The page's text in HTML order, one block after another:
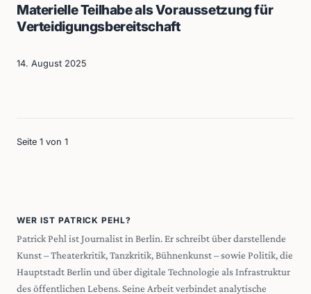
Materielle Teilhabe als Voraussetzung für
Verteidigungsbereitschaft
14. August 2025
Seite 1 von 1
WER IST PATRICK PEHL?
Patrick Pehl ist Journalist in Berlin. Er schreibt über darstellende
Kunst – Theaterkritik, Tanzkritik, Bühnenkunst – sowie Politik, die
Hauptstadt Berlin und über digitale Technologie als Infrastruktur
des öffentlichen Lebens. Seine Arbeit verbindet analytische